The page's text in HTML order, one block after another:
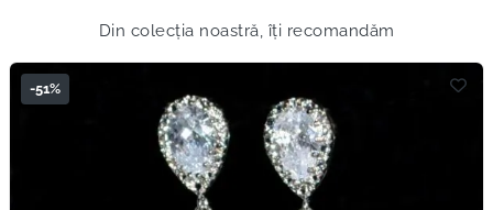
Din colecția noastră, îți recomandăm
-51%